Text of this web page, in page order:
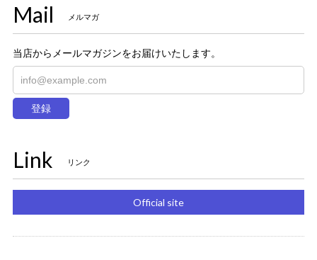
Mail メルマガ
当店からメールマガジンをお届けいたします。
登録
Link リンク
Official site